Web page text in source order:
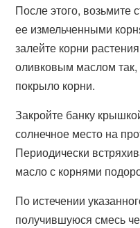
После этого, возьмите
ее измельченными
залейте корни
оливковым маслом
покрыло корни.
Закройте банку
солнечное место на
Периодически
масло с корнями
По истечении
получившуюся смесь